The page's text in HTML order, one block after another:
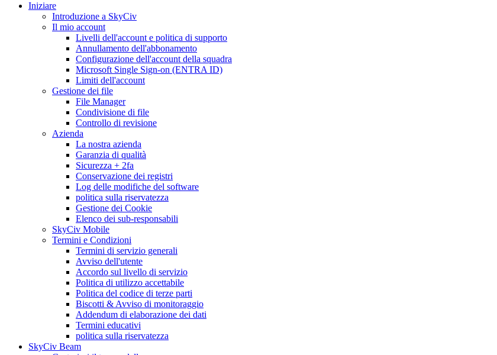
Iniziare
Introduzione a SkyCiv
Il mio account
Livelli dell'account e politica di supporto
Annullamento dell'abbonamento
Configurazione dell'account della squadra
Microsoft Single Sign-on (ENTRA ID)
Limiti dell'account
Gestione dei file
File Manager
Condivisione di file
Controllo di revisione
Azienda
La nostra azienda
Garanzia di qualità
Sicurezza + 2fa
Conservazione dei registri
Log delle modifiche del software
politica sulla riservatezza
Gestione dei Cookie
Elenco dei sub-responsabili
SkyCiv Mobile
Termini e Condizioni
Termini di servizio generali
Avviso dell'utente
Accordo sul livello di servizio
Politica di utilizzo accettabile
Politica del codice di terze parti
Biscotti & Avviso di monitoraggio
Addendum di elaborazione dei dati
Termini educativi
politica sulla riservatezza
SkyCiv Beam